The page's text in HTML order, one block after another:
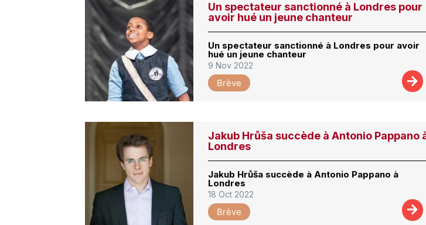
Un spectateur sanctionné à Londres pour
avoir hué un jeune chanteur
Un spectateur sanctionné à Londres pour avoir
hué un jeune chanteur
9 Nov 2022
Brève
Jakub Hrůša succède à Antonio Pappano
Londres
Jakub Hrůša succède à Antonio Pappano à
Londres
18 Oct 2022
Brève